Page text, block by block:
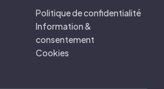
Politique de confidentialité
Information &
consentement
Cookies